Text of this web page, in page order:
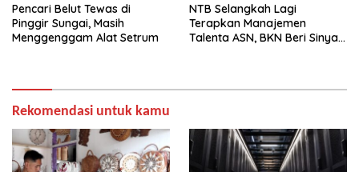
Pencari Belut Tewas di
Pinggir Sungai, Masih
Menggenggam Alat Setrum
NTB Selangkah Lagi
Terapkan Manajemen
Talenta ASN, BKN Beri Sinyal
Rekomendasi untuk kamu